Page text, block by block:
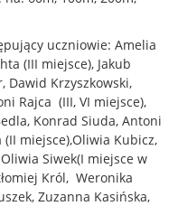
uczniowie: Amelia
(III miejsce), Jakub
Dawid Krzyszkowski,
Rajca (III, VI miejsce),
Konrad Siuda, Antoni
(II miejsce),Oliwia Kubicz,
Siwek(I miejsce w
Król, Weronika
Zuzanna Kasińska,